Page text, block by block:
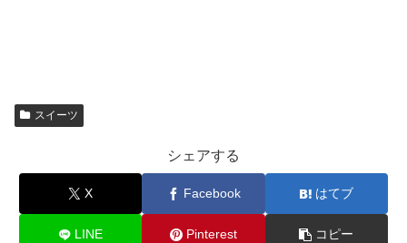
スイーツ
シェアする
X Facebook はてブ
LINE Pinterest コピー